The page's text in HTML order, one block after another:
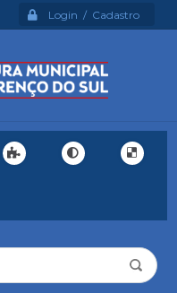
Login / Cadastro